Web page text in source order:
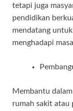
tetapi juga
pendidikan
mendatang
menghadapi
Membantu
rumah sakit atau